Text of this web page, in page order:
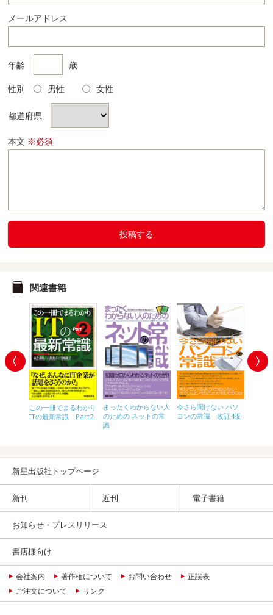
メールアドレス
年齢 歳
性別 男性 女性
都道府県
本文 ※必須
投稿する
関連書籍
この一冊でまるわかり
ITの最新常識 Part2
まったくわからない人
のための ネットの常
識
今さら聞けない パソ
コンの常識 改訂4版
新星出版社トップページ
新刊 近刊 電子書籍
お知らせ・プレスリリース
書店様向け
会社案内 著作権について お問い合わせ
正誤表
ご注文について
リンク